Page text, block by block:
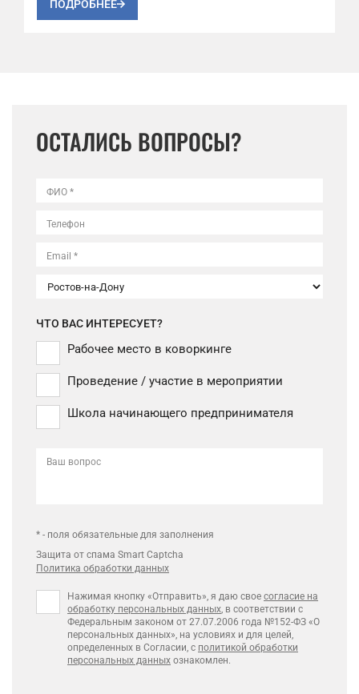
ПОДРОБНЕЕ
ОСТАЛИСЬ ВОПРОСЫ?
ФИО *
Телефон
Email *
ЧТО ВАС ИНТЕРЕСУЕТ?
Рабочее место в коворкинге
Проведение / участие в мероприятии
Школа начинающего предпринимателя
Ваш вопрос
* - поля обязательные для заполнения
Защита от спама Smart Captcha
Политика обработки данных
Нажимая кнопку «Отправить», я даю свое согласие на
обработку персональных данных, в соответствии с
Федеральным законом от 27.07.2006 года №152-ФЗ «О
персональных данных», на условиях и для целей,
определенных в Согласии, с политикой обработки
персональных данных ознакомлен.